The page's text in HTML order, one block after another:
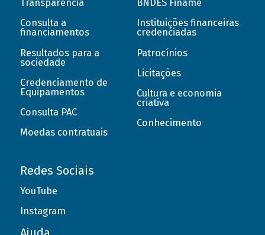
Transparência
Consulta a
financiamentos
Resultados para a
sociedade
Credenciamento de
Equipamentos
Consulta PAC
Moedas contratuais
BNDES Finame
Instituições financeiras
credenciadas
Patrocínios
Licitações
Cultura e economia
criativa
Conhecimento
Redes Sociais
YouTube
Instagram